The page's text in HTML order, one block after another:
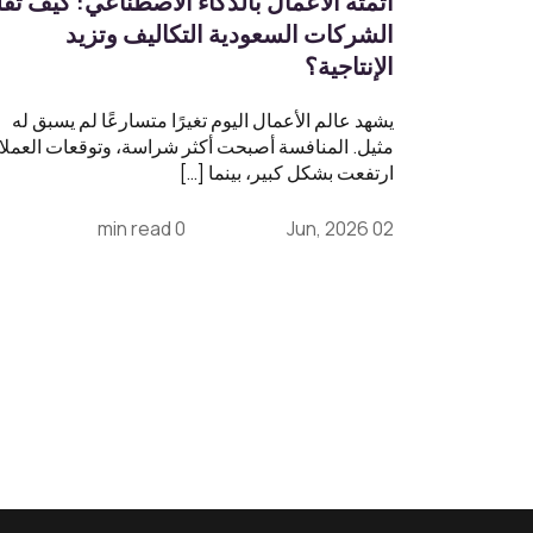
الشركات السعودية التكاليف وتزيد
الإنتاجية؟
يشهد عالم الأعمال اليوم تغيرًا متسارعًا لم يسبق له
مثيل. المنافسة أصبحت أكثر شراسة، وتوقعات
ارتفعت بشكل كبير، بينما […]
02 Jun, 2026
0 min read